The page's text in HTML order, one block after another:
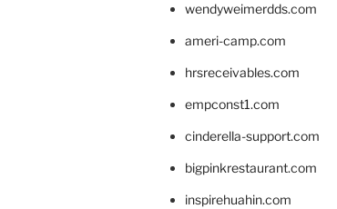
wendyweimerdds.com
ameri-camp.com
hrsreceivables.com
empconst1.com
cinderella-support.com
bigpinkrestaurant.com
inspirehuahin.com